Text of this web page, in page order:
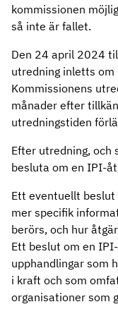
kommissionen
så inte är fallet.
Den 24 april 2024
utredning inletts
Kommissionens
månader efter
utredningstiden
Efter utredning, och
besluta om en IPI-
Ett eventuellt
mer specifik
berörs, och hur
Ett beslut om en
upphandlingar som
i kraft och som
organisationer som